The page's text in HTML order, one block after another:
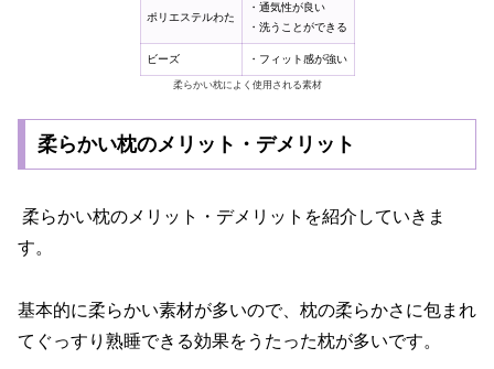
ポリエステルわた
・通気性が良い
・洗うことができる
ビーズ ・フィット感が強い
柔らかい枕によく使用される素材
柔らかい枕のメリット・デメリット
柔らかい枕のメリット・デメリットを紹介していきま
す。
基本的に柔らかい素材が多いので、枕の柔らかさに包まれ
てぐっすり熟睡できる効果をうたった枕が多いです。